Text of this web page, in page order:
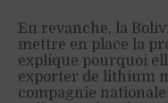
En revanche, la
mettre en place la
explique pourquoi
exporter de lithium
compagnie